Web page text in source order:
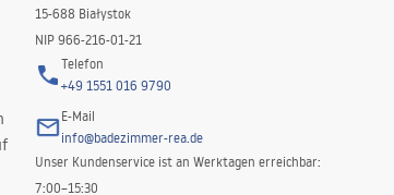
15-688 Białystok
NIP 966-216-01-21
Telefon
+49 1551 016 9790
E-Mail
info@badezimmer-rea.de
Unser Kundenservice ist an Werktagen erreichbar:
7:00–15:30